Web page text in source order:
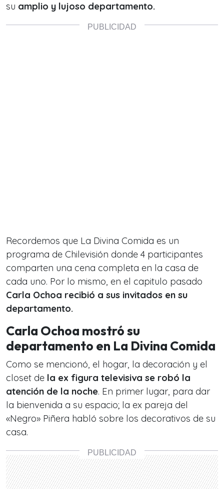
su amplio y lujoso departamento.
Recordemos que La Divina Comida es un
programa de Chilevisión donde 4 participantes
comparten una cena completa en la casa de
cada uno. Por lo mismo, en el capitulo pasado
Carla Ochoa recibió a sus invitados en su
departamento.
Carla Ochoa mostró su
departamento en La Divina Comida
Como se mencionó, el hogar, la decoración y el
closet de la ex figura televisiva se robó la
atención de la noche. En primer lugar, para dar
la bienvenida a su espacio; la ex pareja del
«Negro» Piñera habló sobre los decorativos de su
casa.